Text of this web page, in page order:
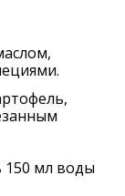
150 мл воды